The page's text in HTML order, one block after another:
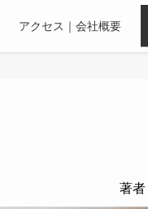
アクセス｜会社概要
著